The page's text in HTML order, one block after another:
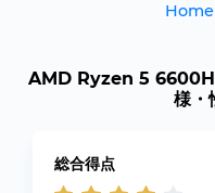
Home
AMD Ryzen 5
様・
総合得点